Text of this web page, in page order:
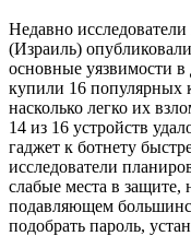
Недавно
(Израиль) опубликовали
основные уязвимости
купили 16 популярных
насколько легко их
14 из 16 устройств
гаджет к ботнету
исследователи
слабые места в
подавляющем
подобрать пароль,